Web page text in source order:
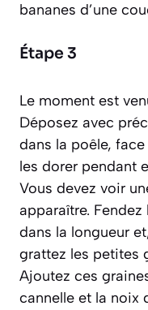
bananes d’une
Étape 3
Le moment est
Déposez avec
dans la poêle,
les dorer pendant
Vous devez voir
apparaître.
dans la longueur
grattez les petites
Ajoutez ces
cannelle et la noix